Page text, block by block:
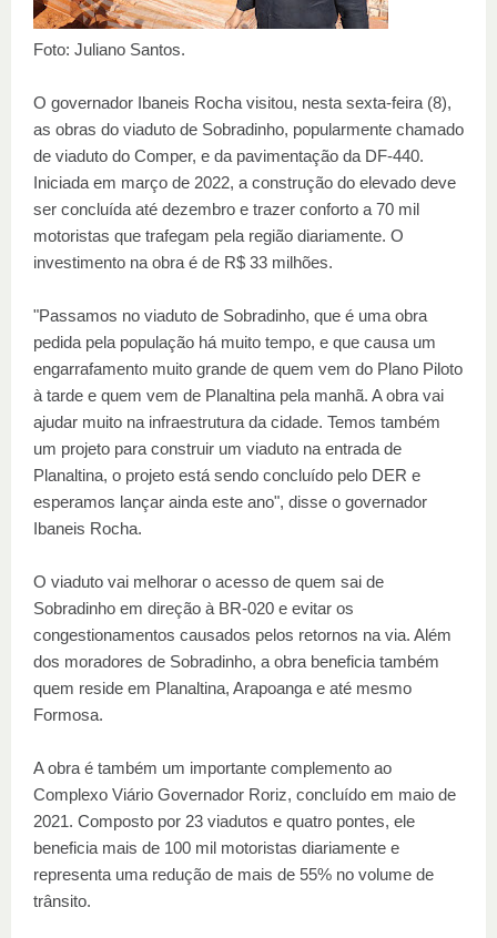
Foto: Juliano Santos.
O governador Ibaneis Rocha visitou, nesta sexta-feira (8),
as obras do viaduto de Sobradinho, popularmente chamado
de viaduto do Comper, e da pavimentação da DF-440.
Iniciada em março de 2022, a construção do elevado deve
ser concluída até dezembro e trazer conforto a 70 mil
motoristas que trafegam pela região diariamente. O
investimento na obra é de R$ 33 milhões.
"Passamos no viaduto de Sobradinho, que é uma obra
pedida pela população há muito tempo, e que causa um
engarrafamento muito grande de quem vem do Plano Piloto
à tarde e quem vem de Planaltina pela manhã. A obra vai
ajudar muito na infraestrutura da cidade. Temos também
um projeto para construir um viaduto na entrada de
Planaltina, o projeto está sendo concluído pelo DER e
esperamos lançar ainda este ano", disse o governador
Ibaneis Rocha.
O viaduto vai melhorar o acesso de quem sai de
Sobradinho em direção à BR-020 e evitar os
congestionamentos causados pelos retornos na via. Além
dos moradores de Sobradinho, a obra beneficia também
quem reside em Planaltina, Arapoanga e até mesmo
Formosa.
A obra é também um importante complemento ao
Complexo Viário Governador Roriz, concluído em maio de
2021. Composto por 23 viadutos e quatro pontes, ele
beneficia mais de 100 mil motoristas diariamente e
representa uma redução de mais de 55% no volume de
trânsito.